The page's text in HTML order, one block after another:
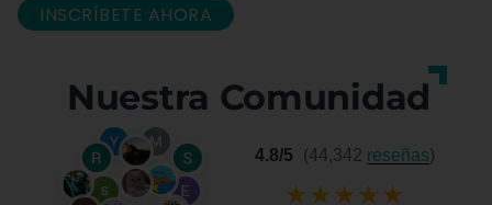
INSCRÍBETE AHORA
Nuestra Comunidad
4.8/5 (44,342 reseñas)
★★★★★